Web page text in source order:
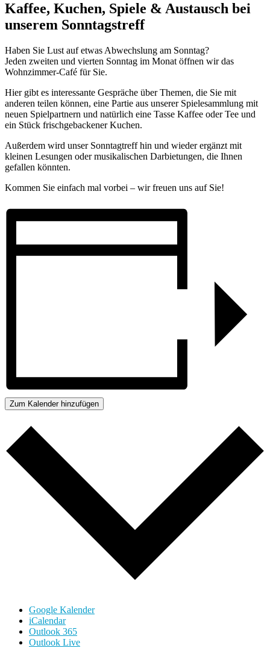
Kaffee, Kuchen, Spiele & Austausch bei
unserem Sonntagstreff
Haben Sie Lust auf etwas Abwechslung am Sonntag?
Jeden zweiten und vierten Sonntag im Monat öffnen wir das
Wohnzimmer-Café für Sie.
Hier gibt es interessante Gespräche über Themen, die Sie mit
anderen teilen können, eine Partie aus unserer Spielesammlung mit
neuen Spielpartnern und natürlich eine Tasse Kaffee oder Tee und
ein Stück frischgebackener Kuchen.
Außerdem wird unser Sonntagtreff hin und wieder ergänzt mit
kleinen Lesungen oder musikalischen Darbietungen, die Ihnen
gefallen könnten.
Kommen Sie einfach mal vorbei – wir freuen uns auf Sie!
Zum Kalender hinzufügen
Google Kalender
iCalendar
Outlook 365
Outlook Live